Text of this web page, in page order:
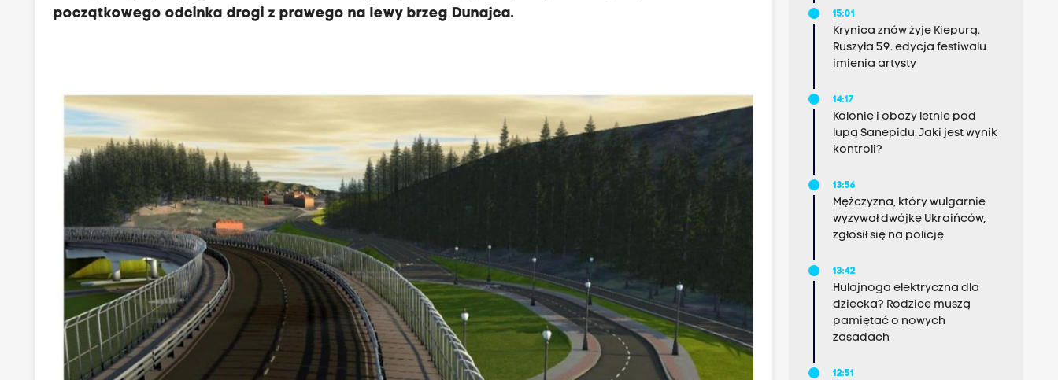
początkowego odcinka drogi z prawego na lewy brzeg Dunajca.
15:01
Krynica znów żyje Kiepurą.
Ruszyła 59. edycja festiwalu
imienia artysty
14:17
Kolonie i obozy letnie pod
lupą Sanepidu. Jaki jest wynik
kontroli?
13:56
Mężczyzna, który wulgarnie
wyzywał dwójkę Ukraińców,
zgłosił się na policję
13:42
Hulajnoga elektryczna dla
dziecka? Rodzice muszą
pamiętać o nowych
zasadach
12:51